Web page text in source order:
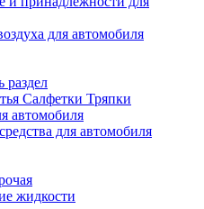
для автомобиля
раздел
Салфетки Тряпки
автомобиля
для автомобиля
жидкости